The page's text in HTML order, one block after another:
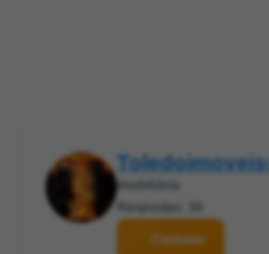
Imobiliária
Respostas: 36
Contatar